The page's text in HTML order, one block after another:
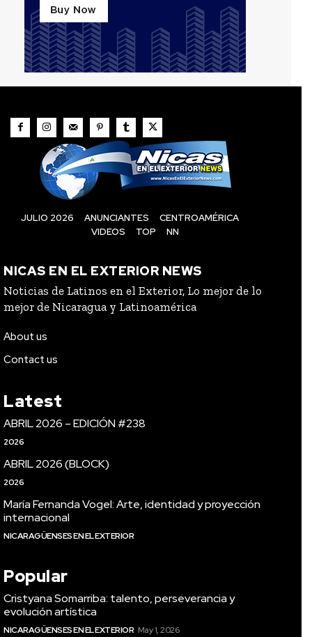
JULIO 2026 ANUNCIANTES
CENTROAMÉRICA
VIDEOS
TOP NN
NICAS EN EL EXTERIOR NEWS
Noticias de Latinos en el Exterior, Lo mejor de lo
mejor de Nicaragua y Latinoamérica
About us
Contact us
Latest
ABRIL 2026 – EDICIÓN #238
2026
ABRIL 2026 (BLOCK)
2026
María Fernanda Vogel: Arte, identidad y proyección
internacional
NICARAGÜENSES EN EL EXTERIOR
Popular
Cristyana Somarriba: talento, perseverancia y
evolución artística
NICARAGÜENSES EN EL EXTERIOR May 1, 2026